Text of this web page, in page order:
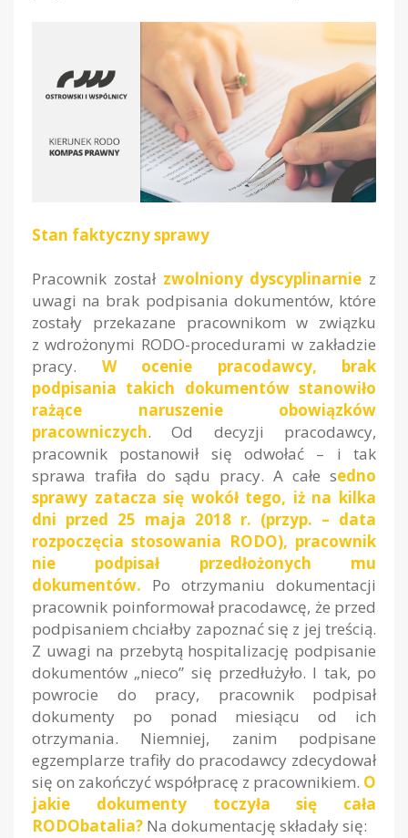
Stan faktyczny sprawy
Pracownik został zwolniony dyscyplinarnie z
uwagi na brak podpisania dokumentów, które
zostały przekazane pracownikom w związku
z wdrożonymi RODO-procedurami w zakładzie
pracy. W ocenie pracodawcy, brak
podpisania takich dokumentów stanowiło
rażące naruszenie obowiązków
pracowniczych. Od decyzji pracodawcy,
pracownik postanowił się odwołać – i tak
sprawa trafiła do sądu pracy. A całe sedno
sprawy zatacza się wokół tego, iż na kilka
dni przed 25 maja 2018 r. (przyp. – data
rozpoczęcia stosowania RODO), pracownik
nie podpisał przedłożonych mu
dokumentów. Po otrzymaniu dokumentacji
pracownik poinformował pracodawcę, że przed
podpisaniem chciałby zapoznać się z jej treścią.
Z uwagi na przebytą hospitalizację podpisanie
dokumentów „nieco” się przedłużyło. I tak, po
powrocie do pracy, pracownik podpisał
dokumenty po ponad miesiącu od ich
otrzymania. Niemniej, zanim podpisane
egzemplarze trafiły do pracodawcy zdecydował
się on zakończyć współpracę z pracownikiem. O
jakie dokumenty toczyła się cała
RODObatalia? Na dokumentację składały się: